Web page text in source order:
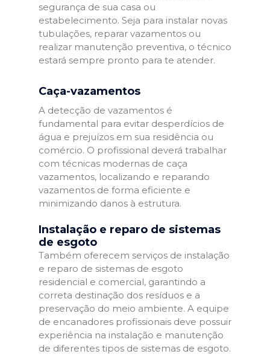
segurança de sua casa ou
estabelecimento. Seja para instalar novas
tubulações, reparar vazamentos ou
realizar manutenção preventiva, o técnico
estará sempre pronto para te atender.
Caça-vazamentos
A detecção de vazamentos é
fundamental para evitar desperdícios de
água e prejuízos em sua residência ou
comércio. O profissional deverá trabalhar
com técnicas modernas de caça
vazamentos, localizando e reparando
vazamentos de forma eficiente e
minimizando danos à estrutura.
Instalação e reparo de sistemas
de esgoto
Também oferecem serviços de instalação
e reparo de sistemas de esgoto
residencial e comercial, garantindo a
correta destinação dos resíduos e a
preservação do meio ambiente. A equipe
de encanadores profissionais deve possuir
experiência na instalação e manutenção
de diferentes tipos de sistemas de esgoto.